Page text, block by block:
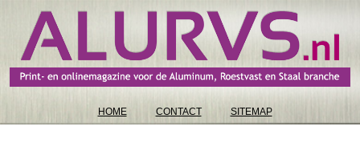
HOME CONTACT SITEMAP